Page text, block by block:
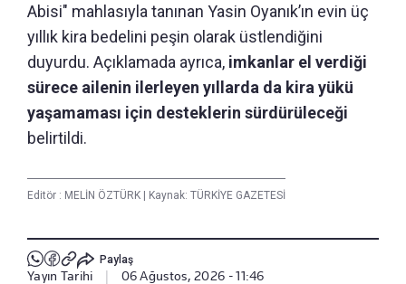
Abisi" mahlasıyla tanınan Yasin Oyanık’ın evin üç
yıllık kira bedelini peşin olarak üstlendiğini
duyurdu. Açıklamada ayrıca, imkanlar el verdiği
sürece ailenin ilerleyen yıllarda da kira yükü
yaşamaması için desteklerin sürdürüleceği
belirtildi.
Editör : MELİN ÖZTÜRK | Kaynak: TÜRKİYE GAZETESİ
Paylaş
Yayın Tarihi 06 Ağustos, 2026 - 11:46